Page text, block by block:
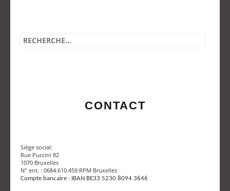
CONTACT
Siège social:
Rue Puccini 82
1070 Bruxelles
N° ent. : 0684.610.459 RPM Bruxelles
Compte bancaire : IBAN BE33 5230 8094 3646